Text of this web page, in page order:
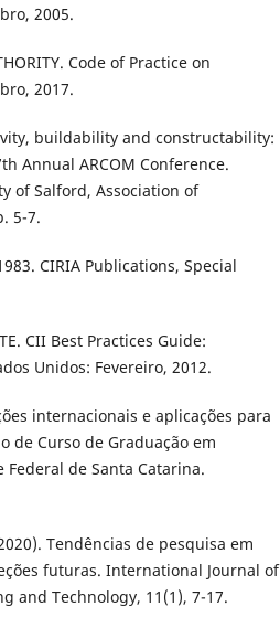
2005.
Code of Practice on
2017.
buildability and constructability:
Annual ARCOM Conference.
of Salford, Association of
5-7.
CIRIA Publications, Special
CII Best Practices Guide:
Unidos: Fevereiro, 2012.
internacionais e aplicações para
de Curso de Graduação em
de Santa Catarina.
Tendências de pesquisa em
futuras. International Journal of
and Technology, 11(1), 7-17.